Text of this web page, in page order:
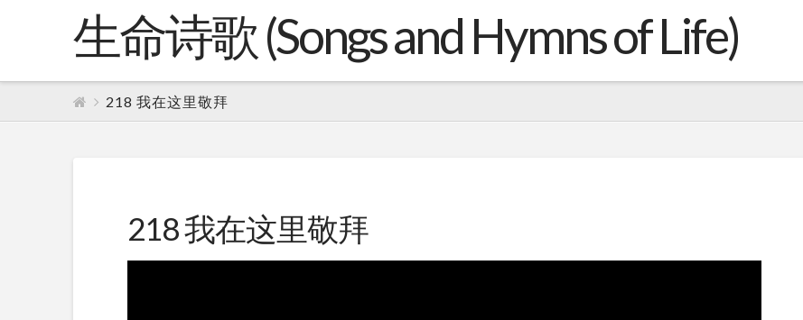
生命诗歌 (Songs and Hymns of Life)
218 我在这里敬拜
218 我在这里敬拜